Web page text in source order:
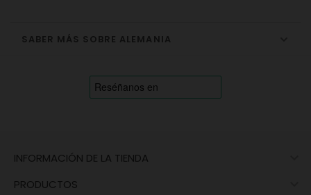
SABER MÁS SOBRE ALEMANIA
INFORMACIÓN DE LA TIENDA
PRODUCTOS